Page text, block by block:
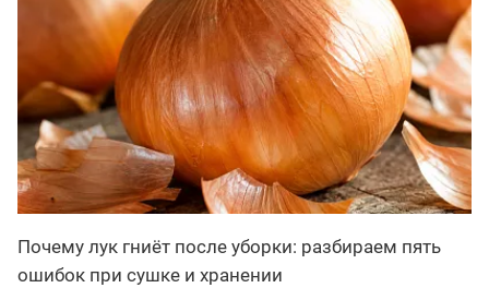
Почему лук гниёт после уборки: разбираем пять
ошибок при сушке и хранении